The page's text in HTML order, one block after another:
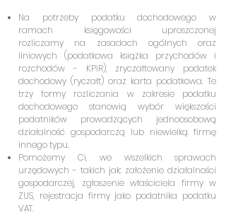
Na potrzeby podatku dochodowego w
ramach księgowości uproszczonej
rozliczamy na zasadach ogólnych oraz
liniowych (podatkowa książka przychodów i
rozchodów - KPiR), zryczałtowany podatek
dochodowy (ryczałt) oraz karta podatkowa. Te
trzy formy rozliczania w zakresie podatku
dochodowego stanowią wybór większości
podatników prowadzących jednoosobową
działalność gospodarczą lub niewielką firmę
innego typu.
Pomożemy Ci, we wszelkich sprawach
urzędowych - takich jak: założenie działalności
gospodarczej, zgłoszenie właściciela firmy w
ZUS, rejestracja firmy jako podatnika podatku
VAT.